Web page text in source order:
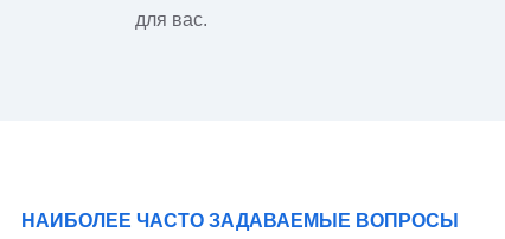
для вас.
НАИБОЛЕЕ ЧАСТО ЗАДАВАЕМЫЕ ВОПРОСЫ